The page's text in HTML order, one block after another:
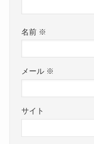
名前 ※
メール ※
サイト